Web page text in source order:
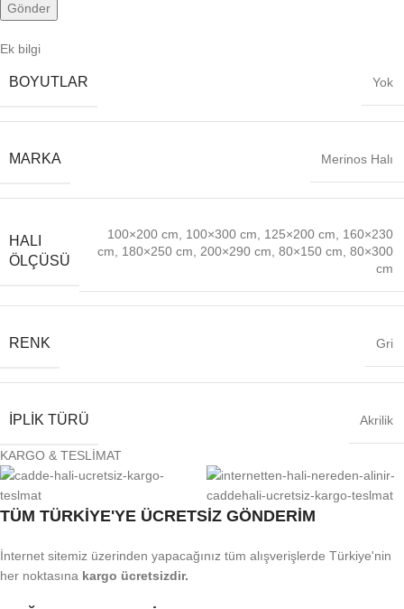
Ek bilgi
BOYUTLAR Yok
MARKA Merinos Halı
HALI
ÖLÇÜSÜ
100×200 cm 100×300 cm 125×200 cm
160×230
cm
180×250 cm 200×290 cm 80×150 cm 80×300
cm
RENK Gri
İPLIK TÜRÜ Akrilik
KARGO & TESLİMAT
TÜM TÜRKİYE'YE ÜCRETSİZ GÖNDERİM
İnternet sitemiz üzerinden yapacağınız tüm alışverişlerde Türkiye'nin
her noktasına kargo ücretsizdir.